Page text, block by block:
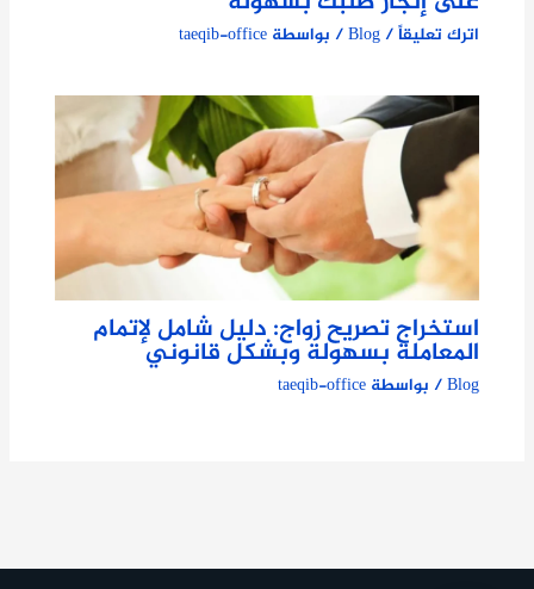
اترك تعليقاً/
Blog/ بواسطة taeqib-office
استخراج تصريح زواج: دليل شامل لإتمام
المعاملة بسهولة وبشكل قانوني
Blog/ بواسطة taeqib-office